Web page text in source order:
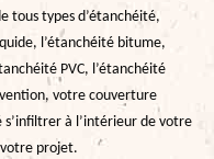
tous types d’étanchéité,
l’étanchéité bitume,
PVC, l’étanchéité
votre couverture
à l’intérieur de votre
projet.